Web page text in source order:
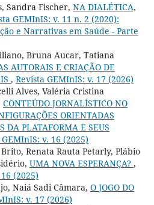
Sandra Fischer, NA DIALÉTICA,
GEMInIS: v. 11 n. 2 (2020):
e Narrativas em Saúde - Parte
Bruna Aucar, Tatiana
AUTORAIS E CRIAÇÃO DE
, Revista GEMInIS: v. 17 (2026)
Alves, Valéria Cristina
CONTEÚDO JORNALÍSTICO NO
ORIENTADAS
DA PLATAFORMA E SEUS
v. 16 (2025)
Renata Rauta Petarly, Plábio
UMA NOVA ESPERANÇA? ,
(2025)
Naiá Sadi Câmara, O JOGO DO
v. 17 (2026)